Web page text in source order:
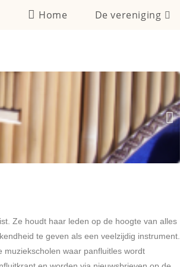
Home De vereniging
Ze houdt haar leden op de hoogte van alles
te geven als een veelzijdig instrument.
waar panfluitles wordt